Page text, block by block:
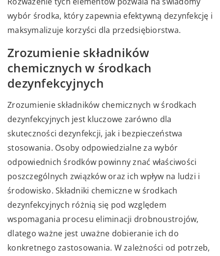
wybór środka, który zapewnia efektywną dezynfekcję i
maksymalizuje korzyści dla przedsiębiorstwa.
Zrozumienie składników
chemicznych w środkach
dezynfekcyjnych
Zrozumienie składników chemicznych w środkach
dezynfekcyjnych jest kluczowe zarówno dla
skuteczności dezynfekcji, jak i bezpieczeństwa
stosowania. Osoby odpowiedzialne za wybór
odpowiednich środków powinny znać właściwości
poszczególnych związków oraz ich wpływ na ludzi i
środowisko. Składniki chemiczne w środkach
dezynfekcyjnych różnią się pod względem
wspomagania procesu eliminacji drobnoustrojów,
dlatego ważne jest uważne dobieranie ich do
konkretnego zastosowania. W zależności od potrzeb,